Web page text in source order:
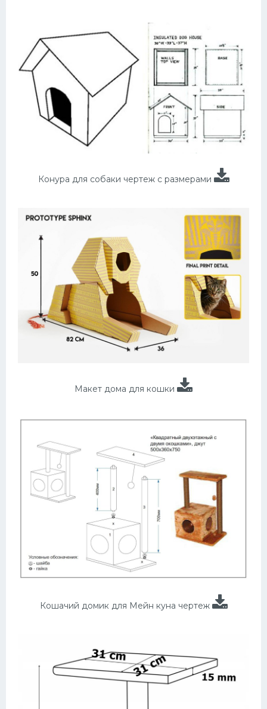
Конура для собаки чертеж с размерами
Макет дома для кошки
Кошачий домик для Мейн куна чертеж